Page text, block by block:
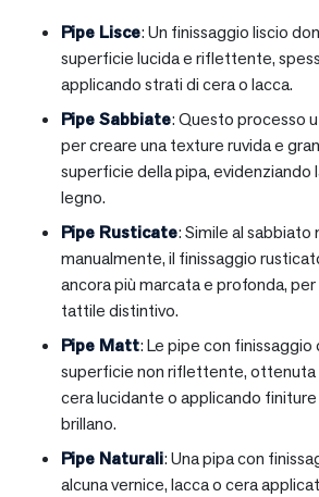
Pipe Lisce: Un finissaggio liscio
superficie lucida e riflettente,
applicando strati di cera o lacca.
Pipe Sabbiate: Questo processo
per creare una texture ruvida e
superficie della pipa, evidenziando
legno.
Pipe Rusticate: Simile al sabbiato
manualmente, il finissaggio
ancora più marcata e profonda,
tattile distintivo.
Pipe Matt: Le pipe con finissaggio
superficie non riflettente, ottenuta
cera lucidante o applicando
brillano.
Pipe Naturali: Una pipa con
alcuna vernice, lacca o cera